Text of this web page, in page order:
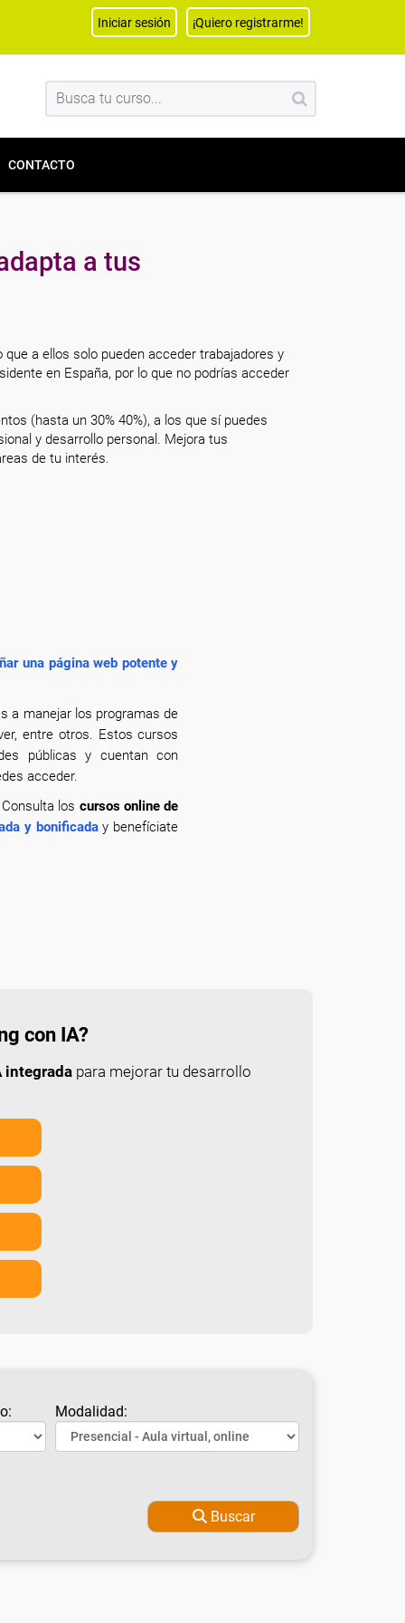
Iniciar sesión ¡Quiero registrarme!
CONTACTO
a tus
a ellos solo pueden acceder trabajadores y
en España, por lo que no podrías acceder
(hasta un 30% 40%), a los que sí puedes
y desarrollo personal. Mejora tus
de tu interés.
una página web potente y
a manejar los programas de
entre otros. Estos cursos
públicas y cuentan con
acceder.
los cursos online de
y bonificaday benefíciate
con IA?
integradapara mejorar tu desarrollo
Modalidad:
Buscar